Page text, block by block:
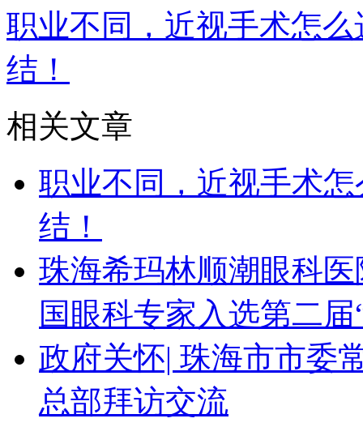
职业不同，近视手术怎
结！
相关文章
职业不同，近视手术
结！
珠海希玛林顺潮眼科
国眼科专家入选第二
政府关怀| 珠海市市委
总部拜访交流